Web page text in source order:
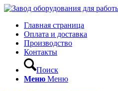
Главная страница
Оплата и доставка
Производство
Контакты
Поиск
Меню Меню